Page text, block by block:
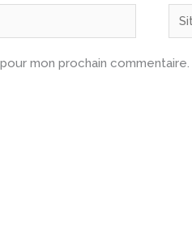
Site
mon prochain commentaire.